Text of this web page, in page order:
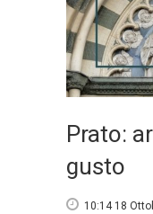
Prato:
gusto
10:14 18